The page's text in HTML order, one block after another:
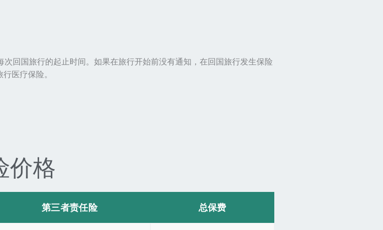
回国旅行的起止时间。如果在旅行开始前没有通知，在回国旅行发生保险
医疗保险。
价格
第三者责任险 总保费